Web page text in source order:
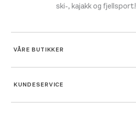
ski-, kajakk og fjellsport!
VÅRE BUTIKKER
KUNDESERVICE